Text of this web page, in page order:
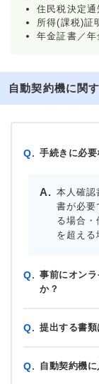
住民税決定
所得(課税)証
年金証書／
自動契約機に関
Q. 手続きに必
本人確認
書が必要
る場合
を超える
Q. 事前にオン
か？
Q. 提出する書類
Q. 自動契約機